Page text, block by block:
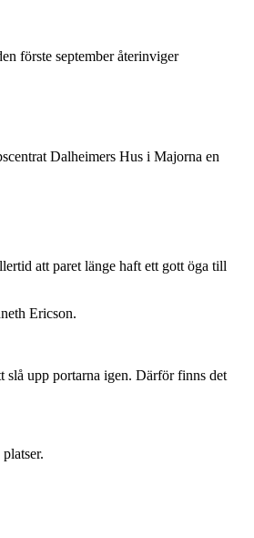
förste september återinviger
Dalheimers Hus i Majorna en
att paret länge haft ett gott öga till
Ericson.
slå upp portarna igen. Därför finns det